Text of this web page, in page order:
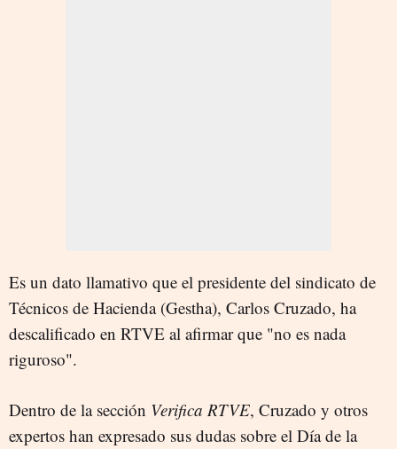
Es un dato llamativo que el presidente del sindicato de
Técnicos de Hacienda (Gestha), Carlos Cruzado, ha
descalificado en RTVE al afirmar que "no es nada
riguroso".
Dentro de la sección Verifica RTVE, Cruzado y otros
expertos han expresado sus dudas sobre el Día de la